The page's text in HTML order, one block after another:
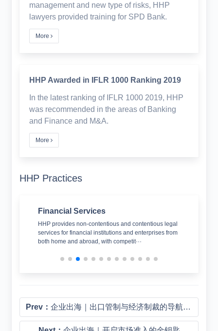
management and new type of risks, HHP
lawyers provided training for SPD Bank.
More
HHP Awarded in IFLR 1000 Ranking 2019
In the latest ranking of IFLR 1000 2019, HHP
was recommended in the areas of Banking
and Finance and M&A.
More
HHP Practices
Financial Services
HHP provides non-contentious and contentious legal
services for financial institutions and enterprises from
both home and abroad, with competit···
Prev： 企业出海｜出口管制与经济制裁的导航指南